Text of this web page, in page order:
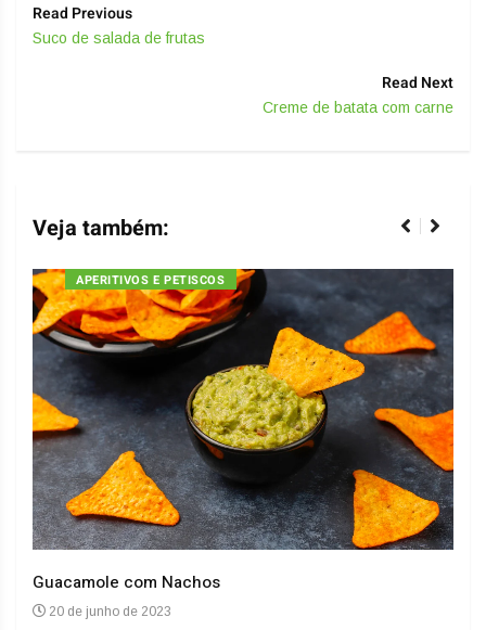
Read Previous
Suco de salada de frutas
Read Next
Creme de batata com carne
Veja também:
APERITIVOS E PETISCOS
Guacamole com Nachos
20 de junho de 2023